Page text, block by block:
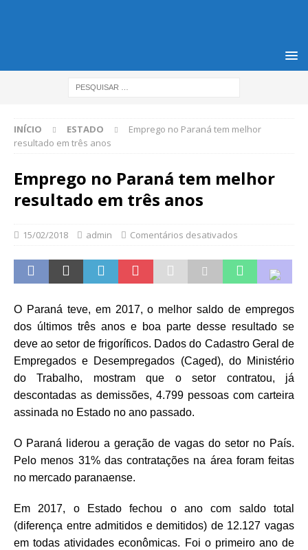
INÍCIO ESTADO
Emprego no Paraná tem melhor
resultado em três anos
Emprego no Paraná tem melhor
resultado em três anos
15/02/2018 admin Comentários desativados
O Paraná teve, em 2017, o melhor saldo de empregos
dos últimos três anos e boa parte desse resultado se
deve ao setor de frigoríficos. Dados do Cadastro Geral de
Empregados e Desempregados (Caged), do Ministério
do Trabalho, mostram que o setor contratou, já
descontadas as demissões, 4.799 pessoas com carteira
assinada no Estado no ano passado.
O Paraná liderou a geração de vagas do setor no País.
Pelo menos 31% das contratações na área foram feitas
no mercado paranaense.
Em 2017, o Estado fechou o ano com saldo total
(diferença entre admitidos e demitidos) de 12.127 vagas
em todas atividades econômicas. Foi o primeiro ano de